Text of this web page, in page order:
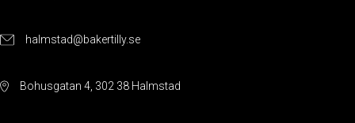
halmstad@bakertilly.se
Bohusgatan 4, 302 38 Halmstad